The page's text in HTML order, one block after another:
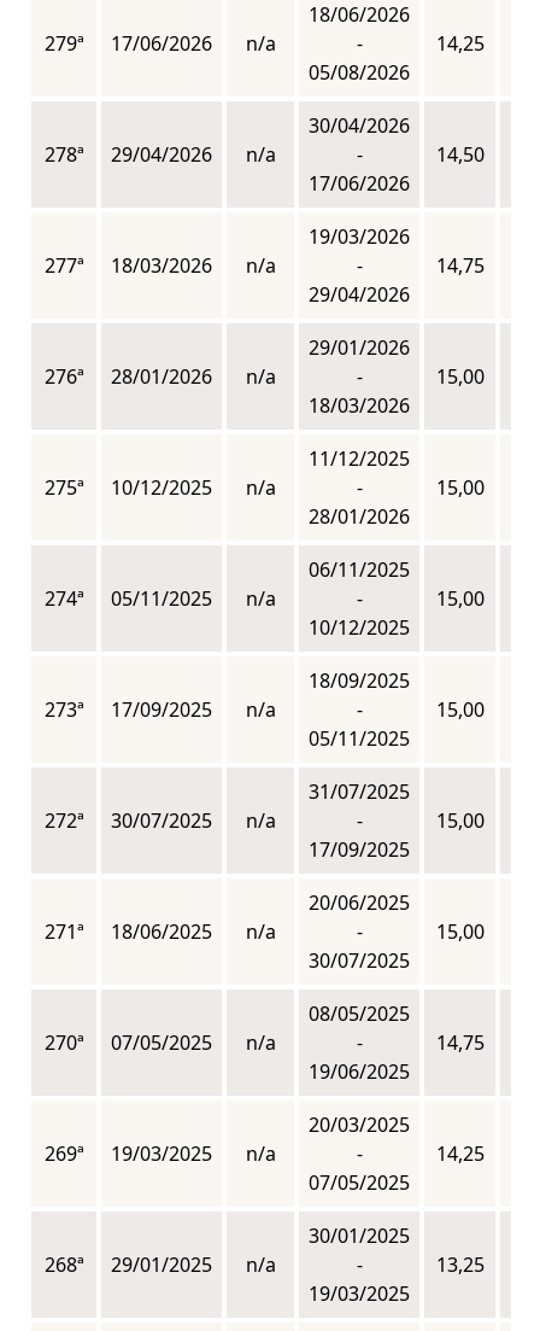
279ª 17/06/2026 n/a
18/06/2026
-
05/08/2026
14,25
278ª 29/04/2026 n/a
30/04/2026
-
17/06/2026
14,50
277ª 18/03/2026 n/a
19/03/2026
-
29/04/2026
14,75
276ª 28/01/2026 n/a
29/01/2026
-
18/03/2026
15,00
275ª 10/12/2025 n/a
11/12/2025
-
28/01/2026
15,00
274ª 05/11/2025 n/a
06/11/2025
-
10/12/2025
15,00
273ª 17/09/2025 n/a
18/09/2025
-
05/11/2025
15,00
272ª 30/07/2025 n/a
31/07/2025
-
17/09/2025
15,00
271ª 18/06/2025 n/a
20/06/2025
-
30/07/2025
15,00
270ª 07/05/2025 n/a
08/05/2025
-
19/06/2025
14,75
269ª 19/03/2025 n/a
20/03/2025
-
07/05/2025
14,25
268ª 29/01/2025 n/a
30/01/2025
-
19/03/2025
13,25